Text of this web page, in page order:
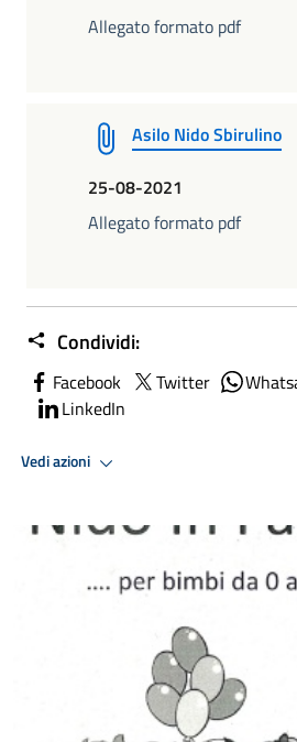
Allegato formato pdf
Asilo Nido Sbirulino
25-08-2021
Allegato formato pdf
Condividi:
Facebook Twitter
LinkedIn
Vedi azioni